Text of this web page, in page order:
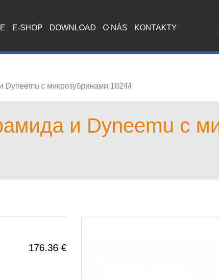
E-SHOP DOWNLOAD O NÁS KONTAKTY
с микрозубринами 1024/i
и Dyneemu с
176.36 €